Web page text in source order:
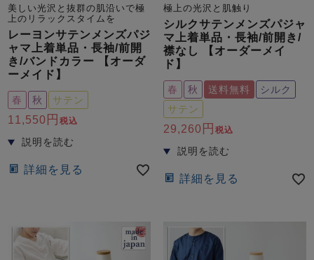
売れ筋ランキング
- Item Ranking -
- New Arrival -
すべての季節のパジャマ一覧はこちら
パジャマ
ガールズ前開
き
ガールズかぶ
ボーイズ長袖
ボーイズ前開
美しい光沢と抜群の肌沿いで極
上のリラックスタイムを
レーヨンサテンメンズパジ
ャマ上着単品・長袖/前開
き/バンドカラー 【オーダ
ーメイド】
春 秋 サテン
11,550 税込
詳細を見る
極上の光沢と肌触り
シルクサテンメンズパジャ
マ上着単品・長袖/前開き/
襟なし 【オーダーメイ
ド】
春 秋 送料無料
シルク
サテン
29,260 税込
詳細を見る